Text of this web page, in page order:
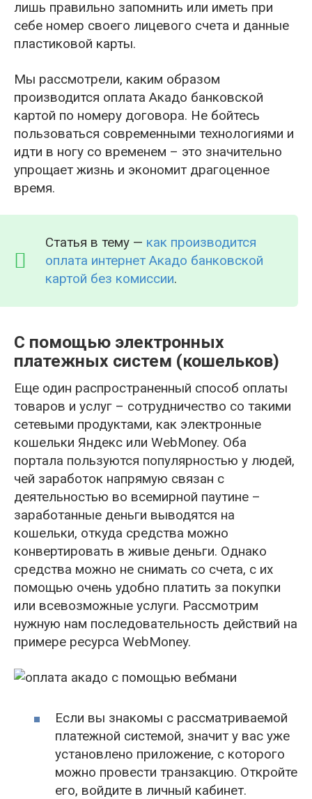
лишь правильно запомнить или иметь при
себе номер своего лицевого счета и данные
пластиковой карты.
Мы рассмотрели, каким образом
производится оплата Акадо банковской
картой по номеру договора. Не бойтесь
пользоваться современными технологиями и
идти в ногу со временем – это значительно
упрощает жизнь и экономит драгоценное
время.
Статья в тему — как производится
оплата интернет Акадо банковской
картой без комиссии.
С помощью электронных
платежных систем (кошельков)
Еще один распространенный способ оплаты
товаров и услуг – сотрудничество со такими
сетевыми продуктами, как электронные
кошельки Яндекс или WebMoney. Оба
портала пользуются популярностью у людей,
чей заработок напрямую связан с
деятельностью во всемирной паутине –
заработанные деньги выводятся на
кошельки, откуда средства можно
конвертировать в живые деньги. Однако
средства можно не снимать со счета, с их
помощью очень удобно платить за покупки
или всевозможные услуги. Рассмотрим
нужную нам последовательность действий на
примере ресурса WebMoney.
Если вы знакомы с рассматриваемой
платежной системой, значит у вас уже
установлено приложение, с которого
можно провести транзакцию. Откройте
его, войдите в личный кабинет.